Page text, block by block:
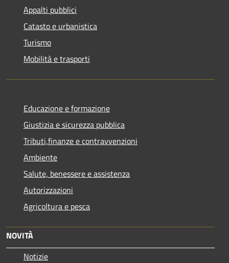
Appalti pubblici
Catasto e urbanistica
Turismo
Mobilità e trasporti
Educazione e formazione
Giustizia e sicurezza pubblica
Tributi,finanze e contravvenzioni
Ambiente
Salute, benessere e assistenza
Autorizzazioni
Agricoltura e pesca
NOVITÀ
Notizie